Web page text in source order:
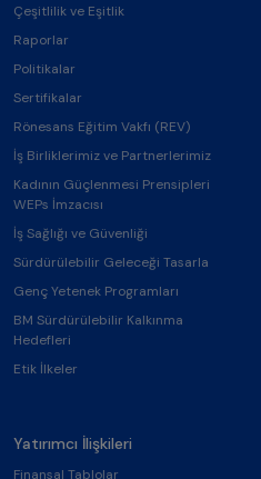
Çeşitlilik ve Eşitlik
Raporlar
Politikalar
Sertifikalar
Rönesans Eğitim Vakfı (REV)
İş Birliklerimiz ve Partnerlerimiz
Kadının Güçlenmesi Prensipleri
WEPs İmzacısı
İş Sağlığı ve Güvenliği
Sürdürülebilir Geleceği Tasarla
Genç Yetenek Programları
BM Sürdürülebilir Kalkınma
Hedefleri
Etik İlkeler
Yatırımcı İlişkileri
Finansal Tablolar